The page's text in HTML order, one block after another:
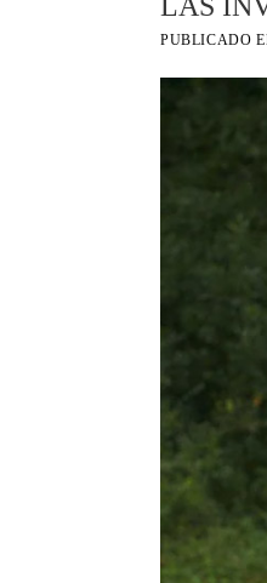
PUBLICADO